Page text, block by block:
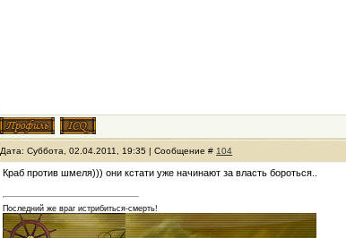
Дата: Суббота, 02.04.2011, 19:35 | Сообщение # 104
Краб против шмеля))) они кстати уже начинают за власть бороться..
Последний же враг истрибиться-смерть!